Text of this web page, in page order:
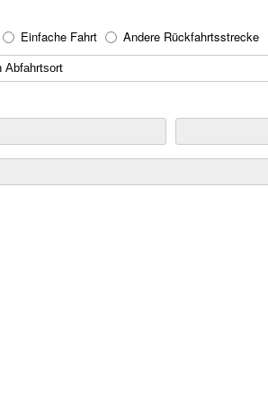
Einfache Fahrt Andere Rückfahrtsstrecke